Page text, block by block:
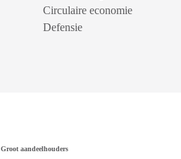
Circulaire economie
Defensie
Groot aandeelhouders